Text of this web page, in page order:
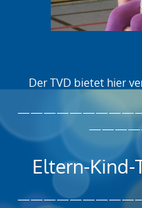
Der TVD bietet hier
Eltern-Kind-